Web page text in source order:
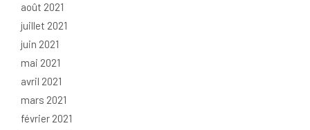
août 2021
juillet 2021
juin 2021
mai 2021
avril 2021
mars 2021
février 2021